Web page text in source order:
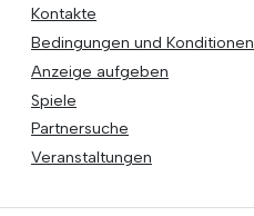
Kontakte
Bedingungen und Konditionen
Anzeige aufgeben
Spiele
Partnersuche
Veranstaltungen